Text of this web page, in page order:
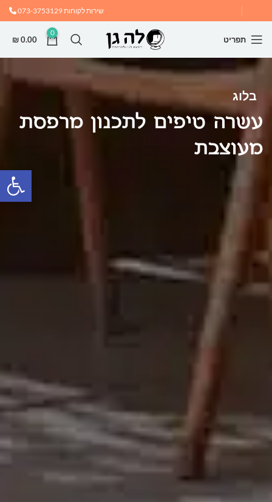
שירות לקוחות073-3753129
תפריט
0
₪0.00
בלוג
עשרה טיפים לתכנון מרפסת
מעוצבת